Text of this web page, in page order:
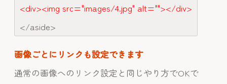
<div><img src="images/4.jpg" alt=""></div>
</aside>
画像ごとにリンクも設定できます
通常の画像へのリンク設定と同じやり方でOKで